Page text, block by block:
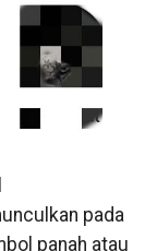
pada
panah atau